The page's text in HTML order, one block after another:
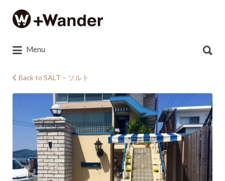
Search
for:
Menu
for:
Back to SALT – ソルト